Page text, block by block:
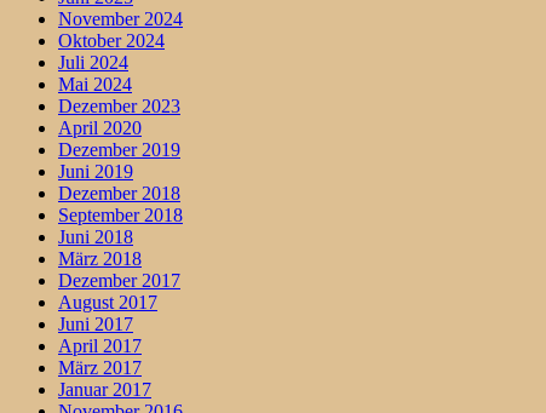
November 2024
Oktober 2024
Juli 2024
Mai 2024
Dezember 2023
April 2020
Dezember 2019
Juni 2019
Dezember 2018
September 2018
Juni 2018
März 2018
Dezember 2017
August 2017
Juni 2017
April 2017
März 2017
Januar 2017